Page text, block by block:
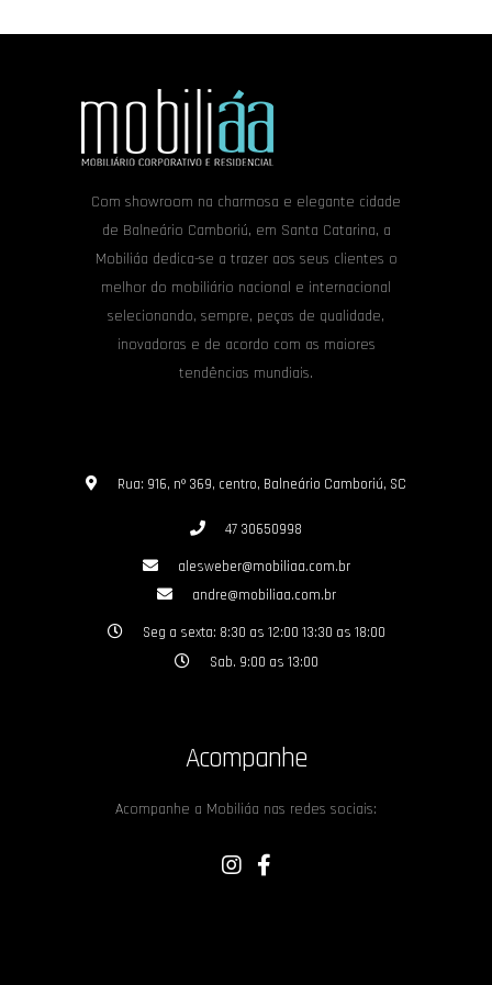
Com showroom na charmosa e elegante cidade
de Balneário Camboriú, em Santa Catarina, a
Mobiliáa dedica-se a trazer aos seus clientes o
melhor do mobiliário nacional e internacional
selecionando, sempre, peças de qualidade,
inovadoras e de acordo com as maiores
tendências mundiais.
Rua: 916, nº 369, centro, Balneário Camboriú, SC
47 30650998
alesweber@mobiliaa.com.br
andre@mobiliaa.com.br
Seg a sexta: 8:30 as 12:00 13:30 as 18:00
Sab. 9:00 as 13:00
Acompanhe
Acompanhe a Mobiliáa nas redes sociais: